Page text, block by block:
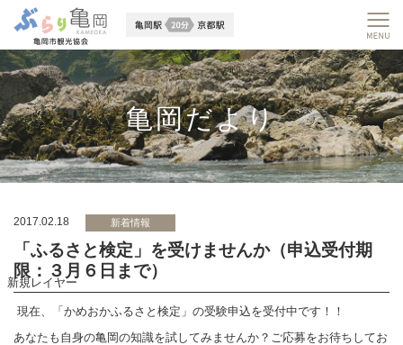
亀岡だより
2017.02.18 新着情報
「ふるさと検定」を受けませんか（申込受付期
限：３月６日まで）
現在、「かめおかふるさと検定」の受験申込を受付中です！！
あなたも自身の亀岡の知識を試してみませんか？ご応募をお待ちしてお
新規レイヤー